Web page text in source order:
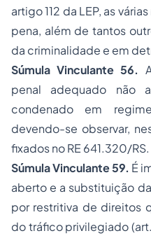
artigo 112 da LEP, as
pena, além de tantos
da criminalidade e em
Súmula Vinculante 56.
penal adequado não
condenado em
devendo-se observar,
fixados no RE 641.320/RS.
Súmula Vinculante 59. É
aberto e a substituição
por restritiva de direitos
do tráfico privilegiado